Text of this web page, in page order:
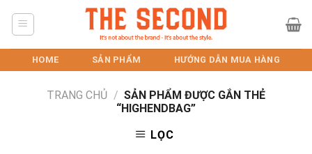
HOME SẢN PHẨM HƯỚNG DẪN MUA HÀNG
TRANG CHỦ / SẢN PHẨM ĐƯỢC GẮN THẺ
“HIGHENDBAG”
LỌC